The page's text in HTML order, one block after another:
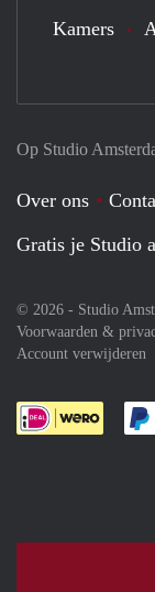
Op Studio
Over ons
Gratis je Studio
© 2026 - Studio
Voorwaarden &
Account verwijderen
Kamers